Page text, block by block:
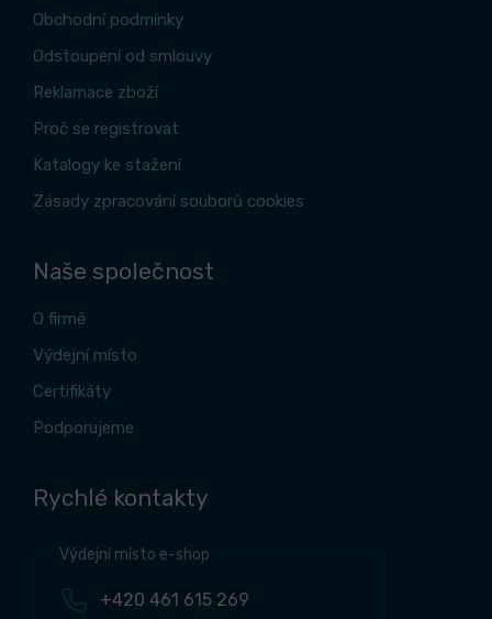
Obchodní podmínky
Odstoupení od smlouvy
Reklamace zboží
Proč se registrovat
Katalogy ke stažení
Zásady zpracování souborů cookies
Naše společnost
O firmě
Výdejní místo
Certifikáty
Podporujeme
Rychlé kontakty
Výdejní místo e-shop
+420 461 615 269